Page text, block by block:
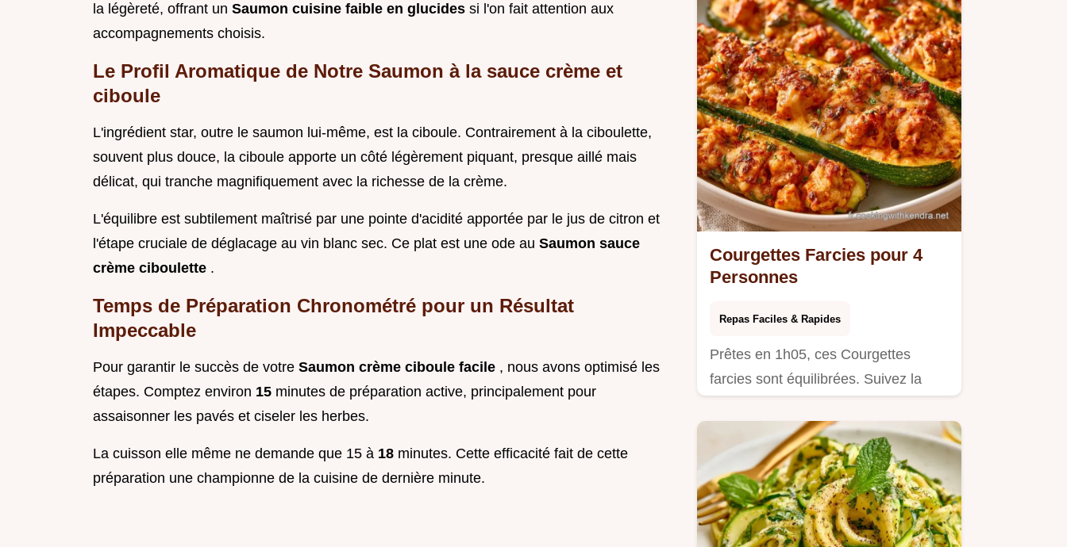
la légèreté, offrant un Saumon cuisine faible en glucides si l'on fait attention aux
accompagnements choisis.
Le Profil Aromatique de Notre Saumon à la sauce crème et
ciboule
L'ingrédient star, outre le saumon lui-même, est la ciboule. Contrairement à la ciboulette,
souvent plus douce, la ciboule apporte un côté légèrement piquant, presque aillé mais
délicat, qui tranche magnifiquement avec la richesse de la crème.
L'équilibre est subtilement maîtrisé par une pointe d'acidité apportée par le jus de citron et
l'étape cruciale de déglacage au vin blanc sec. Ce plat est une ode au Saumon sauce
crème ciboulette .
Temps de Préparation Chronométré pour un Résultat
Impeccable
Pour garantir le succès de votre Saumon crème ciboule facile , nous avons optimisé les
étapes. Comptez environ 15 minutes de préparation active, principalement pour
assaisonner les pavés et ciseler les herbes.
La cuisson elle même ne demande que 15 à 18 minutes. Cette efficacité fait de cette
préparation une championne de la cuisine de dernière minute.
Courgettes Farcies pour 4
Personnes
Repas Faciles & Rapides
Prêtes en 1h05, ces Courgettes
farcies sont équilibrées. Suivez la